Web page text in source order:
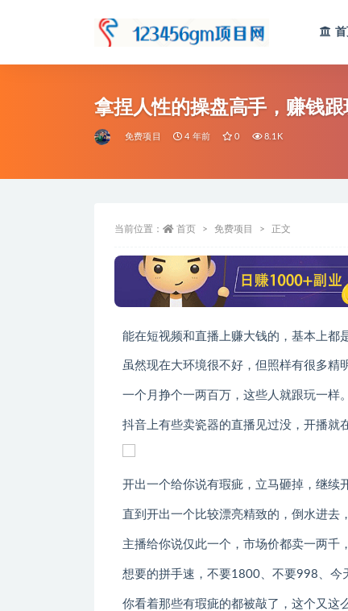
拿捏人性的操盘高手，赚钱跟
免费项目 4 年前 0 8.1K
当前位置： 首页 免费项目 正文
能在短视频和直播上赚大钱的，基本上都
虽然现在大环境很不好，但照样有很多精
一个月挣个一两百万，这些人就跟玩一样。
抖音上有些卖瓷器的直播见过没，开播就
开出一个给你说有瑕疵，立马砸掉，继续
直到开出一个比较漂亮精致的，倒水进去
主播给你说仅此一个，市场价都卖一两千
想要的拼手速，不要1800、不要998、今
你看着那些有瑕疵的都被敲了，这个又这